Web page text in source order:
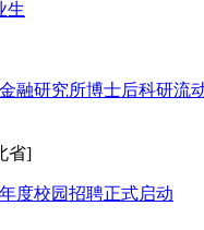
生
融研究所博士后科研流
省]
度校园招聘正式启动